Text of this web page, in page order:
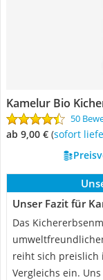
Kamelur Bio
50
ab 9,00 € ( Sofort
Unser Fazit für
Das
reiht sich preislich
Vergleichs ein.